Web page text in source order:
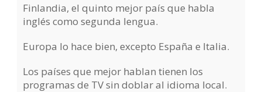
Finlandia, el quinto mejor país que habla
inglés como segunda lengua.
Europa lo hace bien, excepto España e Italia.
Los países que mejor hablan tienen los
programas de TV sin doblar al idioma local.